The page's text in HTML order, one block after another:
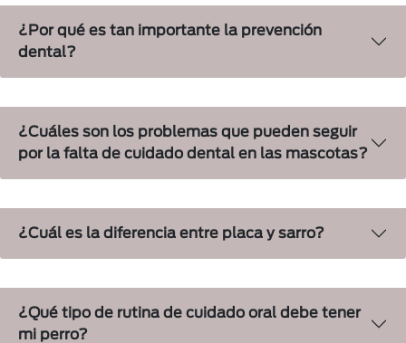
¿Por qué es tan importante la prevención
dental?
¿Cuáles son los problemas que pueden seguir
por la falta de cuidado dental en las mascotas?
¿Cuál es la diferencia entre placa y sarro?
¿Qué tipo de rutina de cuidado oral debe tener
mi perro?